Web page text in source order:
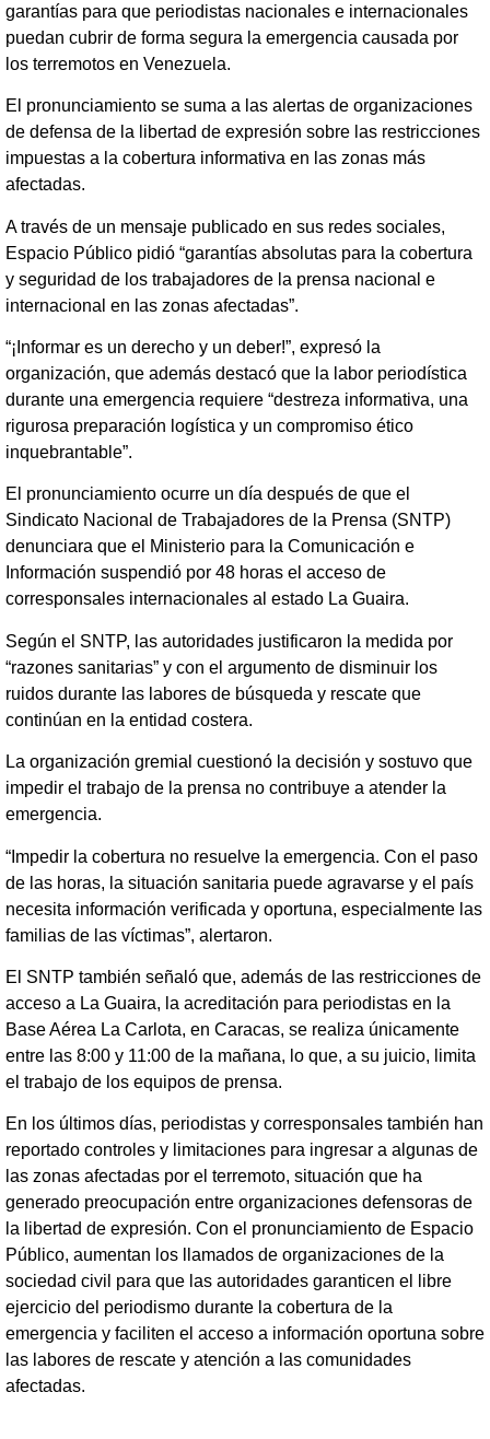
garantías para que periodistas nacionales e internacionales
puedan cubrir de forma segura la emergencia causada por
los terremotos en Venezuela.
El pronunciamiento se suma a las alertas de organizaciones
de defensa de la libertad de expresión sobre las restricciones
impuestas a la cobertura informativa en las zonas más
afectadas.
A través de un mensaje publicado en sus redes sociales,
Espacio Público pidió “garantías absolutas para la cobertura
y seguridad de los trabajadores de la prensa nacional e
internacional en las zonas afectadas”.
“¡Informar es un derecho y un deber!”, expresó la
organización, que además destacó que la labor periodística
durante una emergencia requiere “destreza informativa, una
rigurosa preparación logística y un compromiso ético
inquebrantable”.
El pronunciamiento ocurre un día después de que el
Sindicato Nacional de Trabajadores de la Prensa (SNTP)
denunciara que el Ministerio para la Comunicación e
Información suspendió por 48 horas el acceso de
corresponsales internacionales al estado La Guaira.
Según el SNTP, las autoridades justificaron la medida por
“razones sanitarias” y con el argumento de disminuir los
ruidos durante las labores de búsqueda y rescate que
continúan en la entidad costera.
La organización gremial cuestionó la decisión y sostuvo que
impedir el trabajo de la prensa no contribuye a atender la
emergencia.
“Impedir la cobertura no resuelve la emergencia. Con el paso
de las horas, la situación sanitaria puede agravarse y el país
necesita información verificada y oportuna, especialmente las
familias de las víctimas”, alertaron.
El SNTP también señaló que, además de las restricciones de
acceso a La Guaira, la acreditación para periodistas en la
Base Aérea La Carlota, en Caracas, se realiza únicamente
entre las 8:00 y 11:00 de la mañana, lo que, a su juicio, limita
el trabajo de los equipos de prensa.
En los últimos días, periodistas y corresponsales también han
reportado controles y limitaciones para ingresar a algunas de
las zonas afectadas por el terremoto, situación que ha
generado preocupación entre organizaciones defensoras de
la libertad de expresión. Con el pronunciamiento de Espacio
Público, aumentan los llamados de organizaciones de la
sociedad civil para que las autoridades garanticen el libre
ejercicio del periodismo durante la cobertura de la
emergencia y faciliten el acceso a información oportuna sobre
las labores de rescate y atención a las comunidades
afectadas.